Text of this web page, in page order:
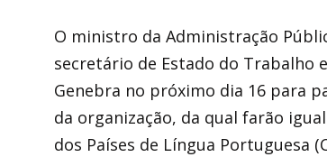
O ministro da Administração
secretário de Estado do Trabalho
Genebra no próximo dia 16 para
da organização, da qual farão
dos Países de Língua Portuguesa